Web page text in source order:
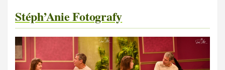
Stéph’Anie Fotografy